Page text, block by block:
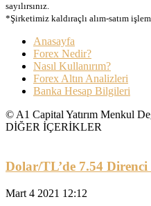
sayılırsınız.
*Şirketimiz kaldıraçlı alım-satım
Anasayfa
Forex Nedir?
Nasıl Kullanırım?
Forex Altın Analizleri
Banka Hesap Bilgileri
© A1 Capital Yatırım Menkul
DİĞER İÇERİKLER
Dolar/TL’de 7.54
Mart 4 2021 12:12